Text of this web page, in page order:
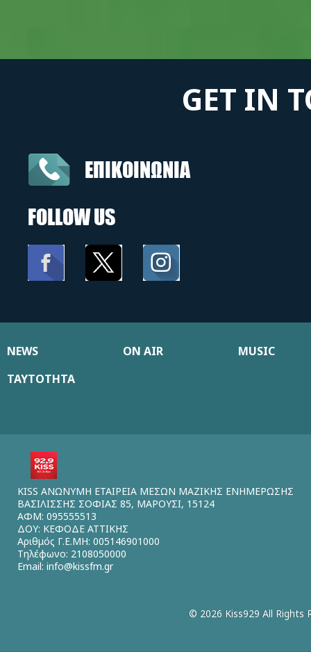
GET IN
ΕΠΙΚΟΙΝΩΝΙΑ
FOLLOW US
NEWS ON AIR
MUSIC
ΤΑΥΤΟΤΗΤΑ
KISS ΑΝΩΝΥΜΗ ΕΤΑΙΡΕΙΑ ΜΕΣΩΝ ΜΑΖΙΚΗΣ ΕΝΗΜΕΡΩΣΗΣ
ΒΑΣΙΛΙΣΣΗΣ ΣΟΦΙΑΣ 85, ΜΑΡΟΥΣΙ, 15124
ΑΦΜ: 095555513
ΔΟΥ: ΚΕΦΟΔΕ ΑΤΤΙΚΗΣ
Αριθμός Γ.Ε.ΜΗ: 005146901000
Τηλέφωνο: 2108050000
Email: info@kissfm.gr
© 2026 Kiss929 All Rights